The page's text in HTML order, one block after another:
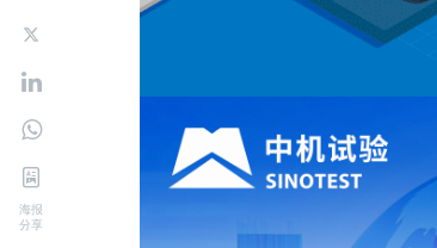
海报
分享